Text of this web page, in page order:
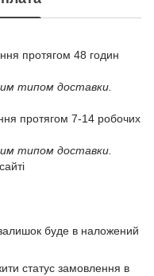
протягом 48 годин
типом доставки.
протягом 7-14 робочих
типом доставки.
буде в наложений
статус замовлення в